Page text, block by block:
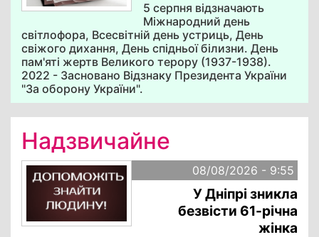
5 серпня відзначають
Міжнародний день
світлофора, Всесвітній день устриць, День
свіжого дихання, День спідньої білизни. День
пам'яті жертв Великого терору (1937-1938).
2022 - Засновано Відзнаку Президента України
"За оборону України".
Надзвичайне
08/08/2026 - 9:55
У Дніпрі зникла
безвісти 61-річна
жінка